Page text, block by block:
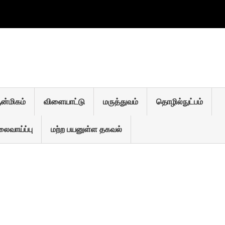
விளையாட்டு மரு‌த்துவ‌ம் தொ‌ழி‌ல்நு‌ட்ப‌ம்
மற்ற பயனுள்ள தகவல்